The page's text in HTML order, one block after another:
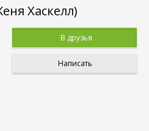
Хаскелл)
В друзья
Написать